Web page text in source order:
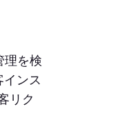
理を検
ンス
リク